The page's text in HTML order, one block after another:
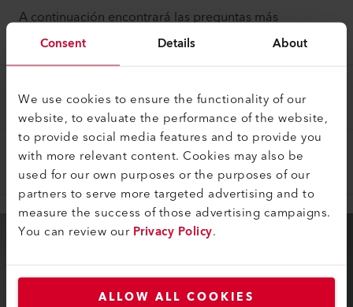
Consent Details About
We use cookies to ensure the functionality of our
website, to evaluate the performance of the website,
to provide social media features and to provide you
with more relevant content. Cookies may also be
used for our own purposes or the purposes of our
partners to serve more targeted advertising and to
measure the success of those advertising campaigns.
You can review ourPrivacy Policy.
ALLOW ALL COOKIES
A continuación encontrará las preguntas más
frecuentes y nuestras respuestas:
¿QUÉ TRABAJO INCLUYE UN PAQUETE DE
MANTENIMIENTO?
¿CUÁNDO PUEDE TERMINAR UN PAQUETE
DE MANTENIMIENTO?